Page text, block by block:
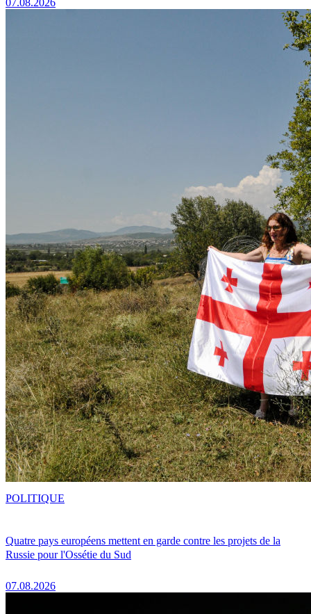
07.08.2026
Quatre pays européens mettent en garde contre les projets de la
Russie pour l'Ossétie du Sud
07.08.2026
POLITIQUE